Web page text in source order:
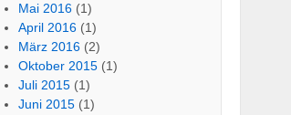
Mai 2016 (1)
April 2016 (1)
März 2016 (2)
Oktober 2015 (1)
Juli 2015 (1)
Juni 2015 (1)